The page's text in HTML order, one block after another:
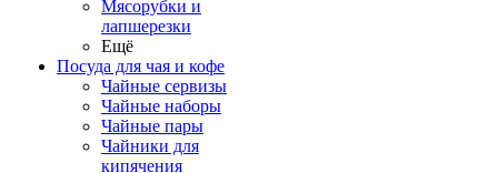
Мясорубки и
лапшерезки
Ещё
Посуда для чая и кофе
Чайные сервизы
Чайные наборы
Чайные пары
Чайники для
кипячения